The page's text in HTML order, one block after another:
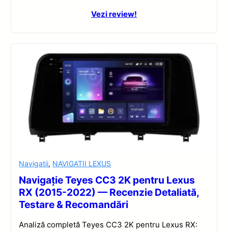
Vezi review!
Navigatii, NAVIGATII LEXUS
Navigație Teyes CC3 2K pentru Lexus
RX (2015-2022) — Recenzie Detaliată,
Testare & Recomandări
Analiză completă Teyes CC3 2K pentru Lexus RX: